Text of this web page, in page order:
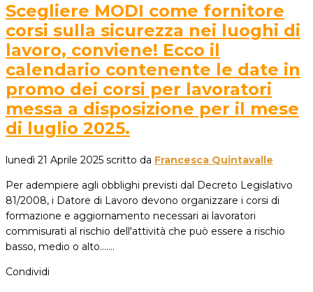
Scegliere MODI come fornitore
corsi sulla sicurezza nei luoghi di
lavoro, conviene! Ecco il
calendario contenente le date in
promo dei corsi per lavoratori
messa a disposizione per il mese
di luglio 2025.
lunedì 21 Aprile 2025 scritto da Francesca Quintavalle
Per adempiere agli obblighi previsti dal Decreto Legislativo
81/2008, i Datore di Lavoro devono organizzare i corsi di
formazione e aggiornamento necessari ai lavoratori
commisurati al rischio dell'attività che può essere a rischio
basso, medio o alto....…
Condividi